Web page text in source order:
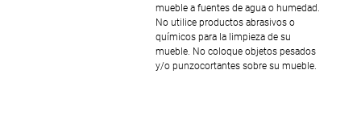
mueble a fuentes de agua o humedad.
No utilice productos abrasivos o
químicos para la limpieza de su
mueble. No coloque objetos pesados
y/o punzocortantes sobre su mueble.